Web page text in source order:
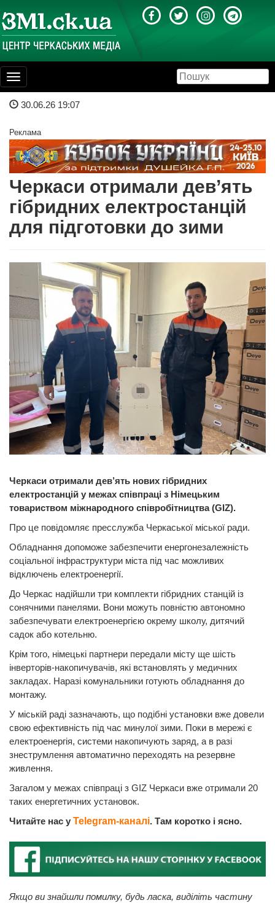
Toggle
navigation
30.06.26 19:07
Реклама
Черкаси отримали дев’ять
гібридних електростанцій
для підготовки до зими
Черкаси отримали дев’ять нових гібридних
електростанцій у межах співпраці з Німецьким
товариством міжнародного співробітництва (GIZ).
Про це повідомляє пресслужба Черкаської міської ради.
Обладнання допоможе забезпечити енергонезалежність
соціальної інфраструктури міста під час можливих
відключень електроенергії.
До Черкас надійшли три комплекти гібридних станцій із
сонячними панелями. Вони можуть повністю автономно
забезпечувати електроенергією окрему школу, дитячий
садок або котельню.
Крім того, німецькі партнери передали місту ще шість
інверторів-накопичувачів, які встановлять у медичних
закладах. Наразі комунальники готують обладнання до
монтажу.
У міській раді зазначають, що подібні установки вже довели
свою ефективність під час минулої зими. Поки в мережі є
електроенергія, системи накопичують заряд, а в разі
знеструмлення автоматично переходять на резервне
живлення.
Загалом у межах співпраці з GIZ Черкаси вже отримали 20
таких енергетичних установок.
Читайте нас у Telegram-каналі. Там коротко і ясно.
Якщо ви знайшли помилку, будь ласка, виділіть частину